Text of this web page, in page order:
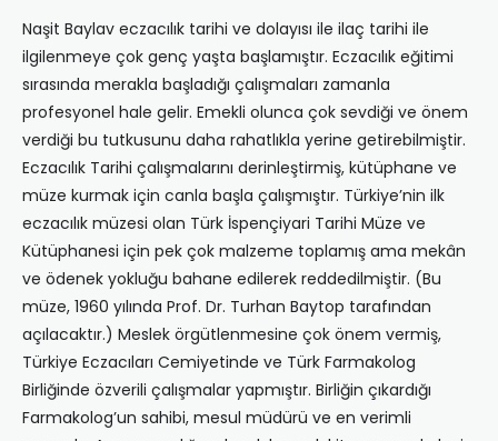
Naşit Baylav eczacılık tarihi ve dolayısı ile ilaç tarihi ile
ilgilenmeye çok genç yaşta başlamıştır. Eczacılık eğitimi
sırasında merakla başladığı çalışmaları zamanla
profesyonel hale gelir. Emekli olunca çok sevdiği ve önem
verdiği bu tutkusunu daha rahatlıkla yerine getirebilmiştir.
Eczacılık Tarihi çalışmalarını derinleştirmiş, kütüphane ve
müze kurmak için canla başla çalışmıştır. Türkiye’nin ilk
eczacılık müzesi olan Türk İspençiyari Tarihi Müze ve
Kütüphanesi için pek çok malzeme toplamış ama mekân
ve ödenek yokluğu bahane edilerek reddedilmiştir. (Bu
müze, 1960 yılında Prof. Dr. Turhan Baytop tarafından
açılacaktır.) Meslek örgütlenmesine çok önem vermiş,
Türkiye Eczacıları Cemiyetinde ve Türk Farmakolog
Birliğinde özverili çalışmalar yapmıştır. Birliğin çıkardığı
Farmakolog’un sahibi, mesul müdürü ve en verimli